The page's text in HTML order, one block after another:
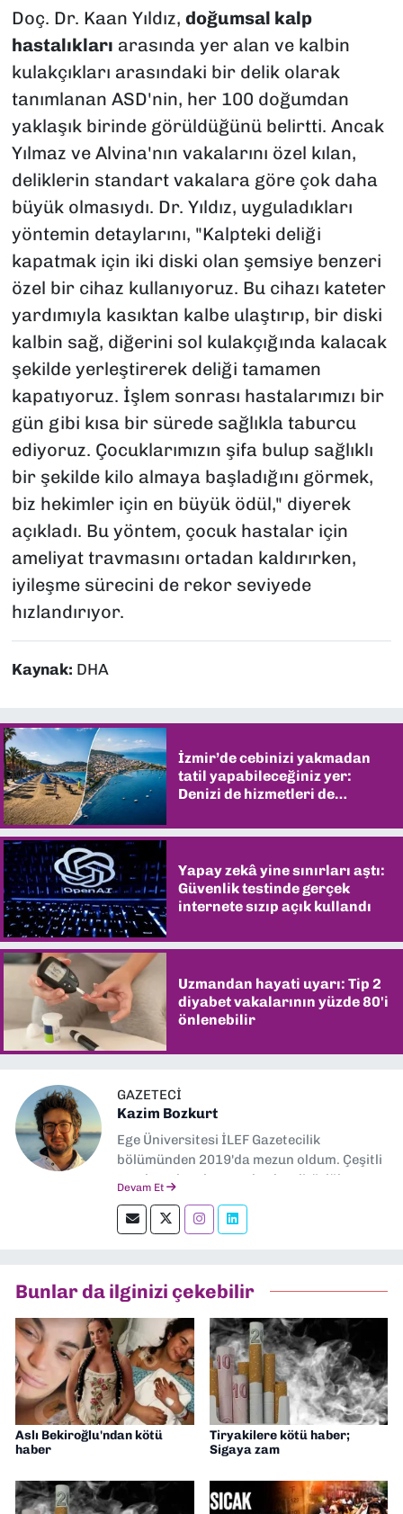
Doç. Dr. Kaan Yıldız, doğumsal kalp
hastalıkları arasında yer alan ve kalbin
kulakçıkları arasındaki bir delik olarak
tanımlanan ASD'nin, her 100 doğumdan
yaklaşık birinde görüldüğünü belirtti. Ancak
Yılmaz ve Alvina'nın vakalarını özel kılan,
deliklerin standart vakalara göre çok daha
büyük olmasıydı. Dr. Yıldız, uyguladıkları
yöntemin detaylarını, "Kalpteki deliği
kapatmak için iki diski olan şemsiye benzeri
özel bir cihaz kullanıyoruz. Bu cihazı kateter
yardımıyla kasıktan kalbe ulaştırıp, bir diski
kalbin sağ, diğerini sol kulakçığında kalacak
şekilde yerleştirerek deliği tamamen
kapatıyoruz. İşlem sonrası hastalarımızı bir
gün gibi kısa bir sürede sağlıkla taburcu
ediyoruz. Çocuklarımızın şifa bulup sağlıklı
bir şekilde kilo almaya başladığını görmek,
biz hekimler için en büyük ödül," diyerek
açıkladı. Bu yöntem, çocuk hastalar için
ameliyat travmasını ortadan kaldırırken,
iyileşme sürecini de rekor seviyede
hızlandırıyor.
Kaynak: DHA
İzmir’de cebinizi yakmadan
tatil yapabileceğiniz yer:
Denizi de hizmetleri de
Yapay zekâ yine sınırları aştı:
Güvenlik testinde gerçek
internete sızıp açık kullandı
Uzmandan hayati uyarı: Tip 2
diyabet vakalarının yüzde 80'i
önlenebilir
GAZETECI
Kazim Bozkurt
Ege Üniversitesi İLEF Gazetecilik
bölümünden 2019'da mezun oldum. Çeşitli
yerel ve ulusal gazetelerde editörlük,
okumayı severim.
Devam Et
Bunlar da ilginizi çekebilir
Aslı Bekiroğlu'ndan kötü
haber
Tiryakilere kötü haber;
Sigaya zam